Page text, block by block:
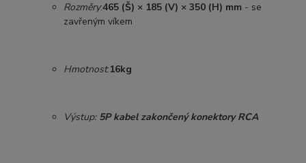
Rozměry:465 (Š) × 185 (V) ×350 (H) mm - se
zavřeným víkem
Hmotnost:16kg
Výstup: 5P kabel zakončený konektoryRCA